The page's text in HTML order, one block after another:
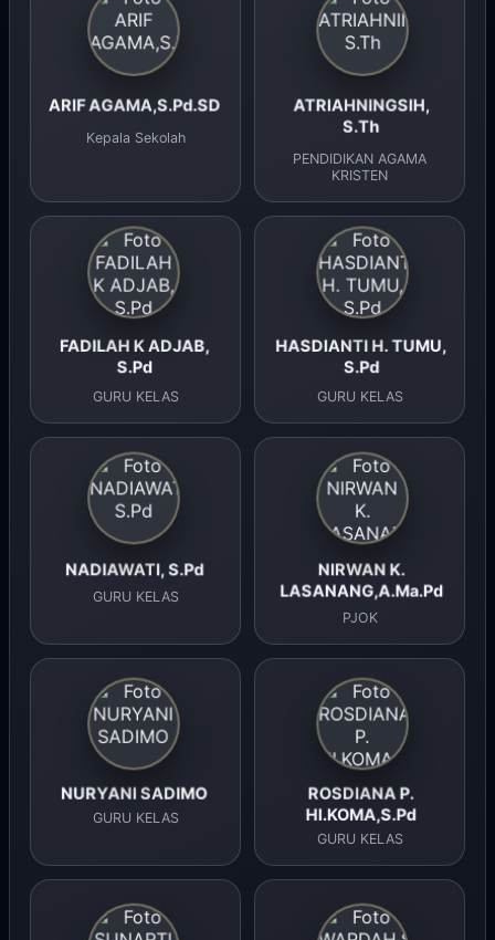
ARIF AGAMA,S.Pd.SD
Kepala Sekolah
ATRIAHNINGSIH,
S.Th
PENDIDIKAN AGAMA
KRISTEN
FADILAH K ADJAB,
S.Pd
GURU KELAS
HASDIANTI H. TUMU,
S.Pd
GURU KELAS
NADIAWATI, S.Pd
GURU KELAS
NIRWAN K.
LASANANG,A.Ma.Pd
PJOK
NURYANI SADIMO
GURU KELAS
ROSDIANA P.
HI.KOMA,S.Pd
GURU KELAS